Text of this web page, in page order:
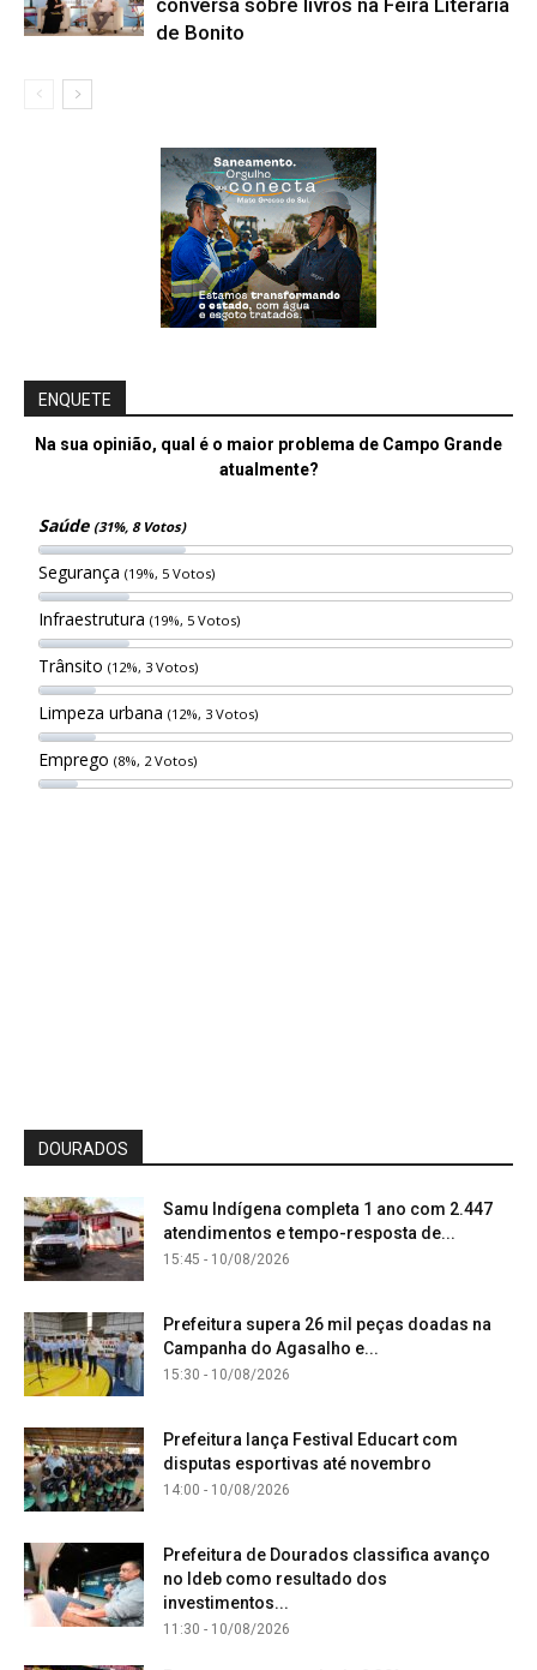
conversa sobre livros na Feira Literária
de Bonito
ENQUETE
Na sua opinião, qual é o maior problema de Campo Grande
atualmente?
Saúde (31%, 8 Votos)
Segurança (19%, 5 Votos)
Infraestrutura (19%, 5 Votos)
Trânsito (12%, 3 Votos)
Limpeza urbana (12%, 3 Votos)
Emprego (8%, 2 Votos)
DOURADOS
Samu Indígena completa 1 ano com 2.447
atendimentos e tempo-resposta de...
15:45 - 10/08/2026
Prefeitura supera 26 mil peças doadas na
Campanha do Agasalho e...
15:30 - 10/08/2026
Prefeitura lança Festival Educart com
disputas esportivas até novembro
14:00 - 10/08/2026
Prefeitura de Dourados classifica avanço
no Ideb como resultado dos
investimentos...
11:30 - 10/08/2026